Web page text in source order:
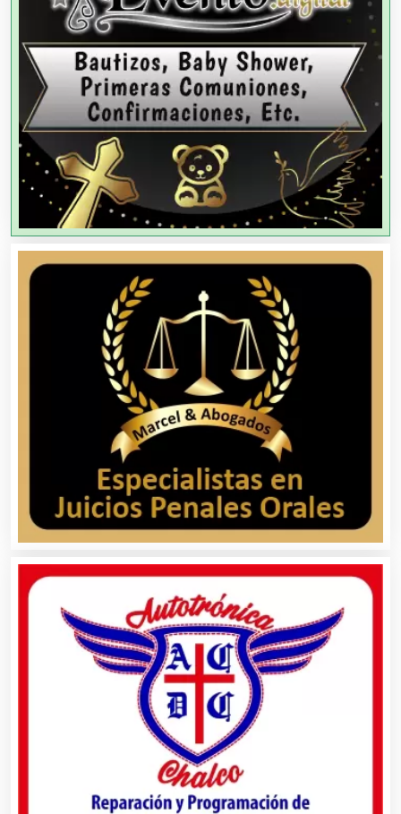
Agencias de Modelos
Agencias de Publicidad
Agencias de Viajes
Agricultores
Agricultura y Ganadería
Agua Purificada
Aire Acondicionado
Alarmas
Albercas
Alimentos
Almacenaje
Alquiler de Autos